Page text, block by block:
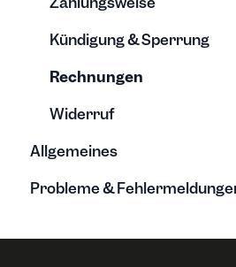
Automatisierung
Integrationen
Kündigung & Sperrung
Rechnungen
Widerruf
Allgemeines
Grundwissen zur
Probleme &